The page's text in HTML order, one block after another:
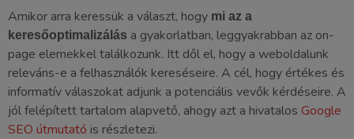
Amikor arra keressük a választ, hogy mi az a
keresőoptimalizálás a gyakorlatban, leggyakrabban az on-
page elemekkel találkozunk. Itt dől el, hogy a weboldalunk
releváns-e a felhasználók kereséseire. A cél, hogy értékes és
informatív válaszokat adjunk a potenciális vevők kérdéseire. A
jól felépített tartalom alapvető, ahogy azt a hivatalos Google
SEO útmutató is részletezi.